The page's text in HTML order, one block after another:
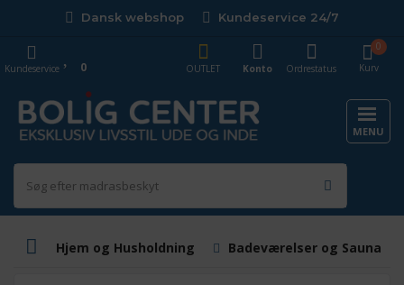
Dansk webshop Kundeservice 24/7
Kurv
0
OUTLET
Konto Ordrestatus
Kundeservice 0
MENU
Hjem og Husholdning Badeværelser og Saunaer